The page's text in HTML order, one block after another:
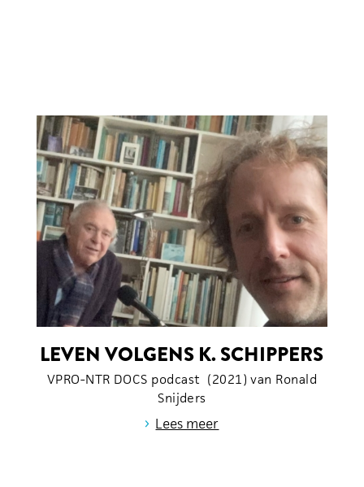
LEVEN VOLGENS K. SCHIPPERS
VPRO-NTR DOCS podcast (2021) van Ronald
Snijders
› Lees meer